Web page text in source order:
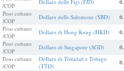
/COP
Dollaro delle Figi (FJD)
Peso cubano
/COP
Dollaro delle Salomone (SBD)
Peso cubano
/COP
Dollaro di Hong Kong (HKD)
Peso cubano
/COP
Dollaro di Singapore (SGD)
Peso cubano
/COP
Dollaro di Trinidad e Tobago
(TTD)